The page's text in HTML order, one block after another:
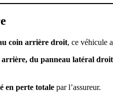
coin arrière droit, ce véhicule
du panneau latéral
en perte totale par l’assureur.